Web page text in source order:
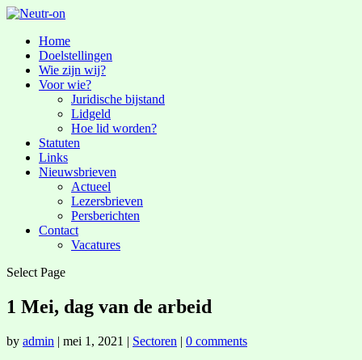
Home
Doelstellingen
Wie zijn wij?
Voor wie?
Juridische bijstand
Lidgeld
Hoe lid worden?
Statuten
Links
Nieuwsbrieven
Actueel
Lezersbrieven
Persberichten
Contact
Vacatures
Select Page
1 Mei, dag van de arbeid
by admin | mei 1, 2021 | Sectoren | 0 comments